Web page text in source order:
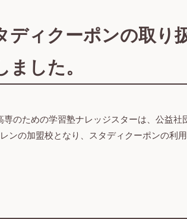
ディクーポンの取り
した。
のための学習塾ナレッジスターは、公益社
ンの加盟校となり、スタディクーポンの利